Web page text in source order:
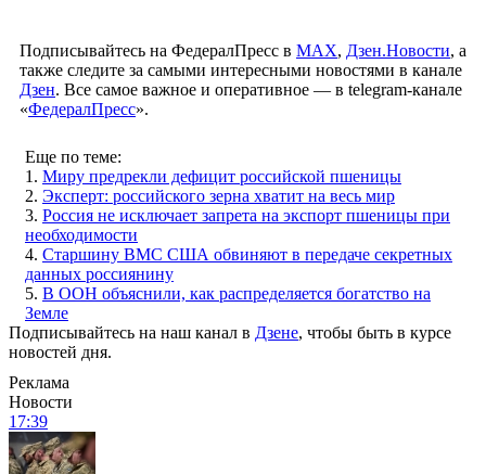
Подписывайтесь на ФедералПресс в МАХ, Дзен.Новости, а
также следите за самыми интересными новостями в канале
Дзен. Все самое важное и оперативное — в telegram-канале
«ФедералПресс».
Еще по теме:
1. Миру предрекли дефицит российской пшеницы
2. Эксперт: российского зерна хватит на весь мир
3. Россия не исключает запрета на экспорт пшеницы при
необходимости
4. Старшину ВМС США обвиняют в передаче секретных
данных россиянину
5. В ООН объяснили, как распределяется богатство на
Земле
Подписывайтесь на наш канал в Дзене, чтобы быть в курсе
новостей дня.
Реклама
Новости
17:39